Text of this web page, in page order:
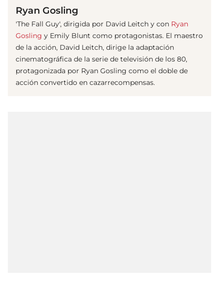
Ryan Gosling
'The Fall Guy', dirigida por David Leitch y con Ryan
Gosling y Emily Blunt como protagonistas. El maestro
de la acción, David Leitch, dirige la adaptación
cinematográfica de la serie de televisión de los 80,
protagonizada por Ryan Gosling como el doble de
acción convertido en cazarrecompensas.